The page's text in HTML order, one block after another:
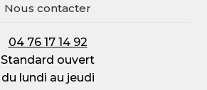
Nous contacter
04 76 17 14 92
Standard ouvert
du lundi au jeudi